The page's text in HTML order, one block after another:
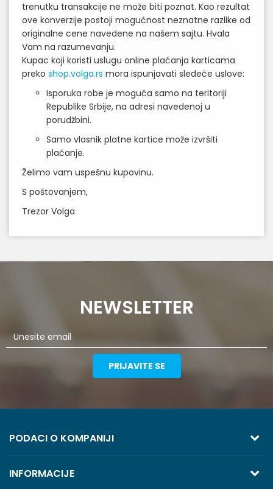
trenutku transakcije ne može biti poznat. Kao rezultat
ove konverzije postoji mogućnost neznatne razlike od
originalne cene navedene na našem sajtu. Hvala
Vam na razumevanju.
Kupac koji koristi uslugu online plaćanja karticama
preko shop.volga.rs mora ispunjavati sledeće uslove:
Isporuka robe je moguća samo na teritoriji
Republike Srbije, na adresi navedenoj u
porudžbini.
Samo vlasnik platne kartice može izvršiti
plaćanje.
Želimo vam uspešnu kupovinu.
S poštovanjem,
Trezor Volga
NEWSLETTER
PRIJAVITE SE
PODACI O KOMPANIJI
INFORMACIJE